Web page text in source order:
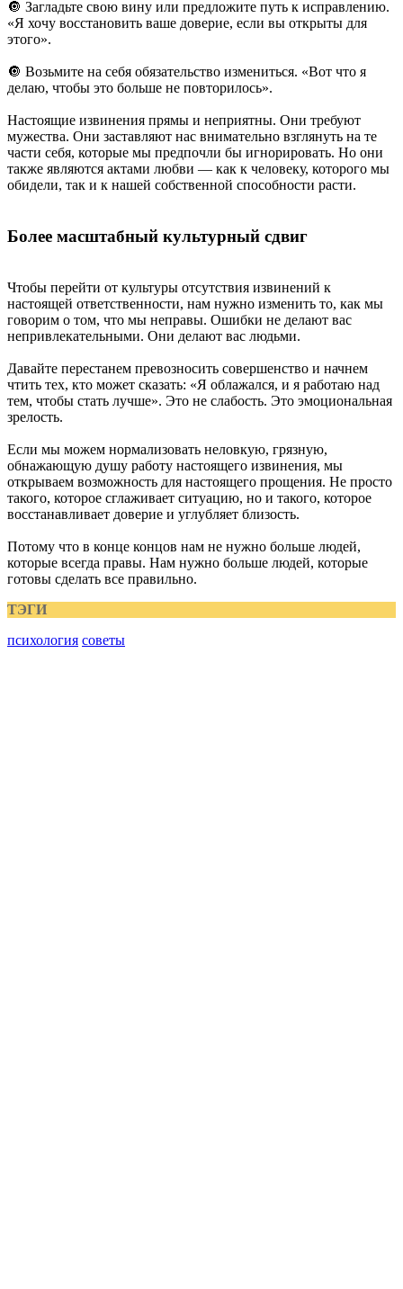
🔘 Загладьте свою вину или предложите путь к исправлению.
«Я хочу восстановить ваше доверие, если вы открыты для
этого».
🔘 Возьмите на себя обязательство измениться. «Вот что я
делаю, чтобы это больше не повторилось».
Настоящие извинения прямы и неприятны. Они требуют
мужества. Они заставляют нас внимательно взглянуть на те
части себя, которые мы предпочли бы игнорировать. Но они
также являются актами любви — как к человеку, которого мы
обидели, так и к нашей собственной способности расти.
Более масштабный культурный сдвиг
Чтобы перейти от культуры отсутствия извинений к
настоящей ответственности, нам нужно изменить то, как мы
говорим о том, что мы неправы. Ошибки не делают вас
непривлекательными. Они делают вас людьми.
Давайте перестанем превозносить совершенство и начнем
чтить тех, кто может сказать: «Я облажался, и я работаю над
тем, чтобы стать лучше». Это не слабость. Это эмоциональная
зрелость.
Если мы можем нормализовать неловкую, грязную,
обнажающую душу работу настоящего извинения, мы
открываем возможность для настоящего прощения. Не просто
такого, которое сглаживает ситуацию, но и такого, которое
восстанавливает доверие и углубляет близость.
Потому что в конце концов нам не нужно больше людей,
которые всегда правы. Нам нужно больше людей, которые
готовы сделать все правильно.
ТЭГИ
психология советы